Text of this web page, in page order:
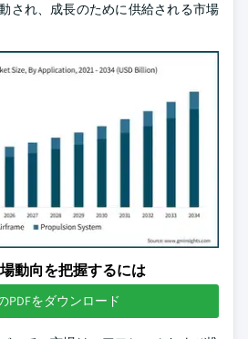
され、成長のために供給される市場
動向を把握するには
PDFをダウンロード